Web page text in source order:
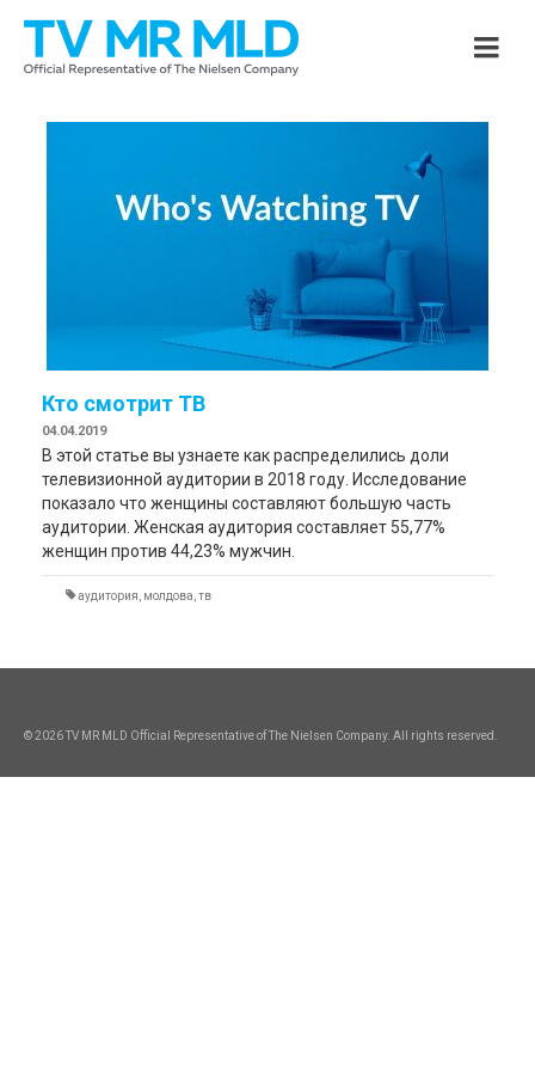
Кто смотрит ТВ
04.04.2019
В этой статье вы узнаете как распределились доли
телевизионной аудитории в 2018 году. Исследование
показало что женщины составляют большую часть
аудитории. Женская аудитория составляет 55,77%
женщин против 44,23% мужчин.
аудитория молдова тв
© 2026 TV MR MLD Official Representative of The Nielsen Company. All rights reserved.